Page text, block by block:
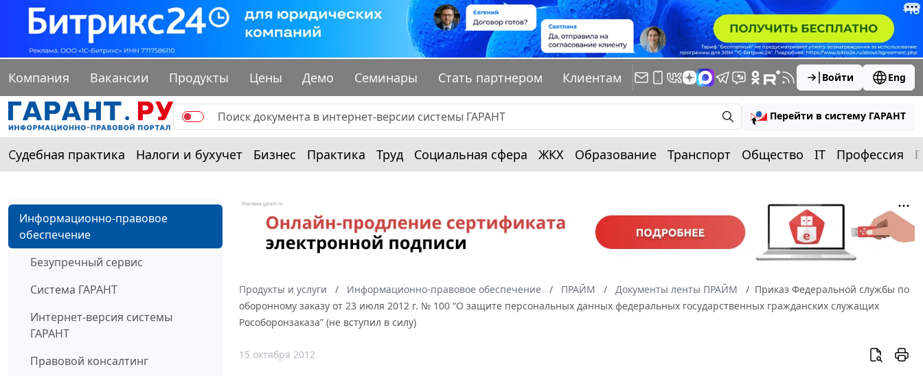
Компания Вакансии Продукты Цены Демо Семинары Стать партнером Клиентам Войти Eng
Перейти в систему ГАРАНТ
Судебная практика Налоги и бухучет Бизнес Практика Труд Социальная сфера ЖКХ Образование Транспорт Общество IT Профессия
Информационно-правовое
обеспечение
Безупречный сервис
Система ГАРАНТ
Интернет-версия системы
ГАРАНТ
Правовой консалтинг
Продукты и услуги Информационно-правовое обеспечение ПРАЙМ Документы ленты ПРАЙМ
Приказ Федеральной службы по
оборонному заказу от 23 июля 2012 г. № 100 “О защите персональных данных федеральных государственных гражданских служащих
Рособоронзаказа” (не вступил в силу)
15 октября 2012